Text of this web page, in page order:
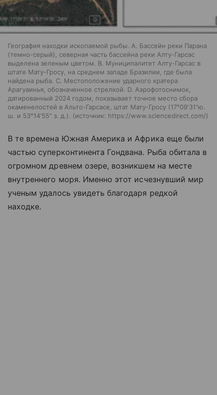
География находки ископаемой рыбы. A. Бассейн реки Парана
(темно-серый), северная часть бассейна реки Алту-Гарсас
выделена зеленым цветом. B. Муниципалитет Алту-Гарсас в
штате Мату-Гросу, на среднем западе Бразилии, где была
найдена рыба. C. Местоположение ударного кратера
Арагуаинья, обозначенное стрелкой. D. Аэрофотоснимок,
датированный 2024 годом, показывает точное место сбора
окаменелостей в Альто-Гарсасе, штат Мату-Гросу (17°09'31"ю.
ш. и 53°14'55" з. д.).
источник: https://www.sciencedirect.com/
В те времена Южная Америка и Африка еще были
частью суперконтинента Гондвана. Рыба обитала в
огромном древнем озере, возникшем на месте
внутреннего моря. Именно этот исчезнувший мир
ученым удалось увидеть благодаря редкой
находке.